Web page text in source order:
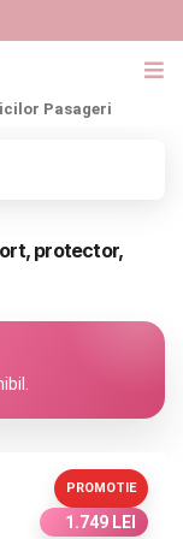
Pasageri
protector,
PROMOTIE
1.749 LEI